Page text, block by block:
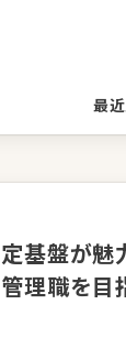
最
基盤が
理職を